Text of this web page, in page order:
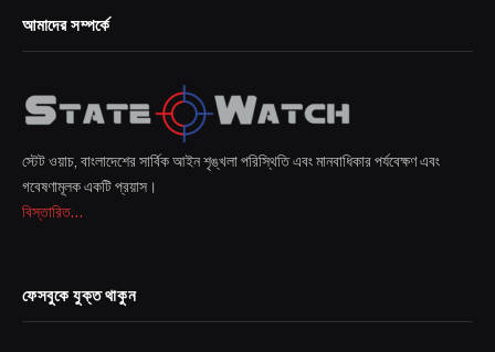
আমাদের সম্পর্কে
স্টেট ওয়াচ, বাংলাদেশের সার্বিক আইন শৃঙ্খলা পরিস্থিতি এবং মানবাধিকার পর্যবেক্ষণ এবং
গবেষণামূলক একটি প্রয়াস।
বিস্তারিত...
ফেসবুকে যুক্ত থাকুন